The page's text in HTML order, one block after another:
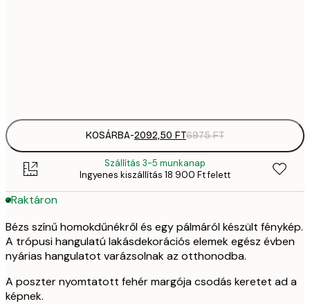
KOSÁRBA-2092,50 FT6975 FT
Szállítás 3-5 munkanap
Ingyenes kiszállítás 18 900 Ft felett
Raktáron
Bézs színű homokdűnékről és egy pálmáról készült fénykép.
A trópusi hangulatú lakásdekorációs elemek egész évben
nyárias hangulatot varázsolnak az otthonodba.
A poszter nyomtatott fehér margója csodás keretet ad a
képnek.